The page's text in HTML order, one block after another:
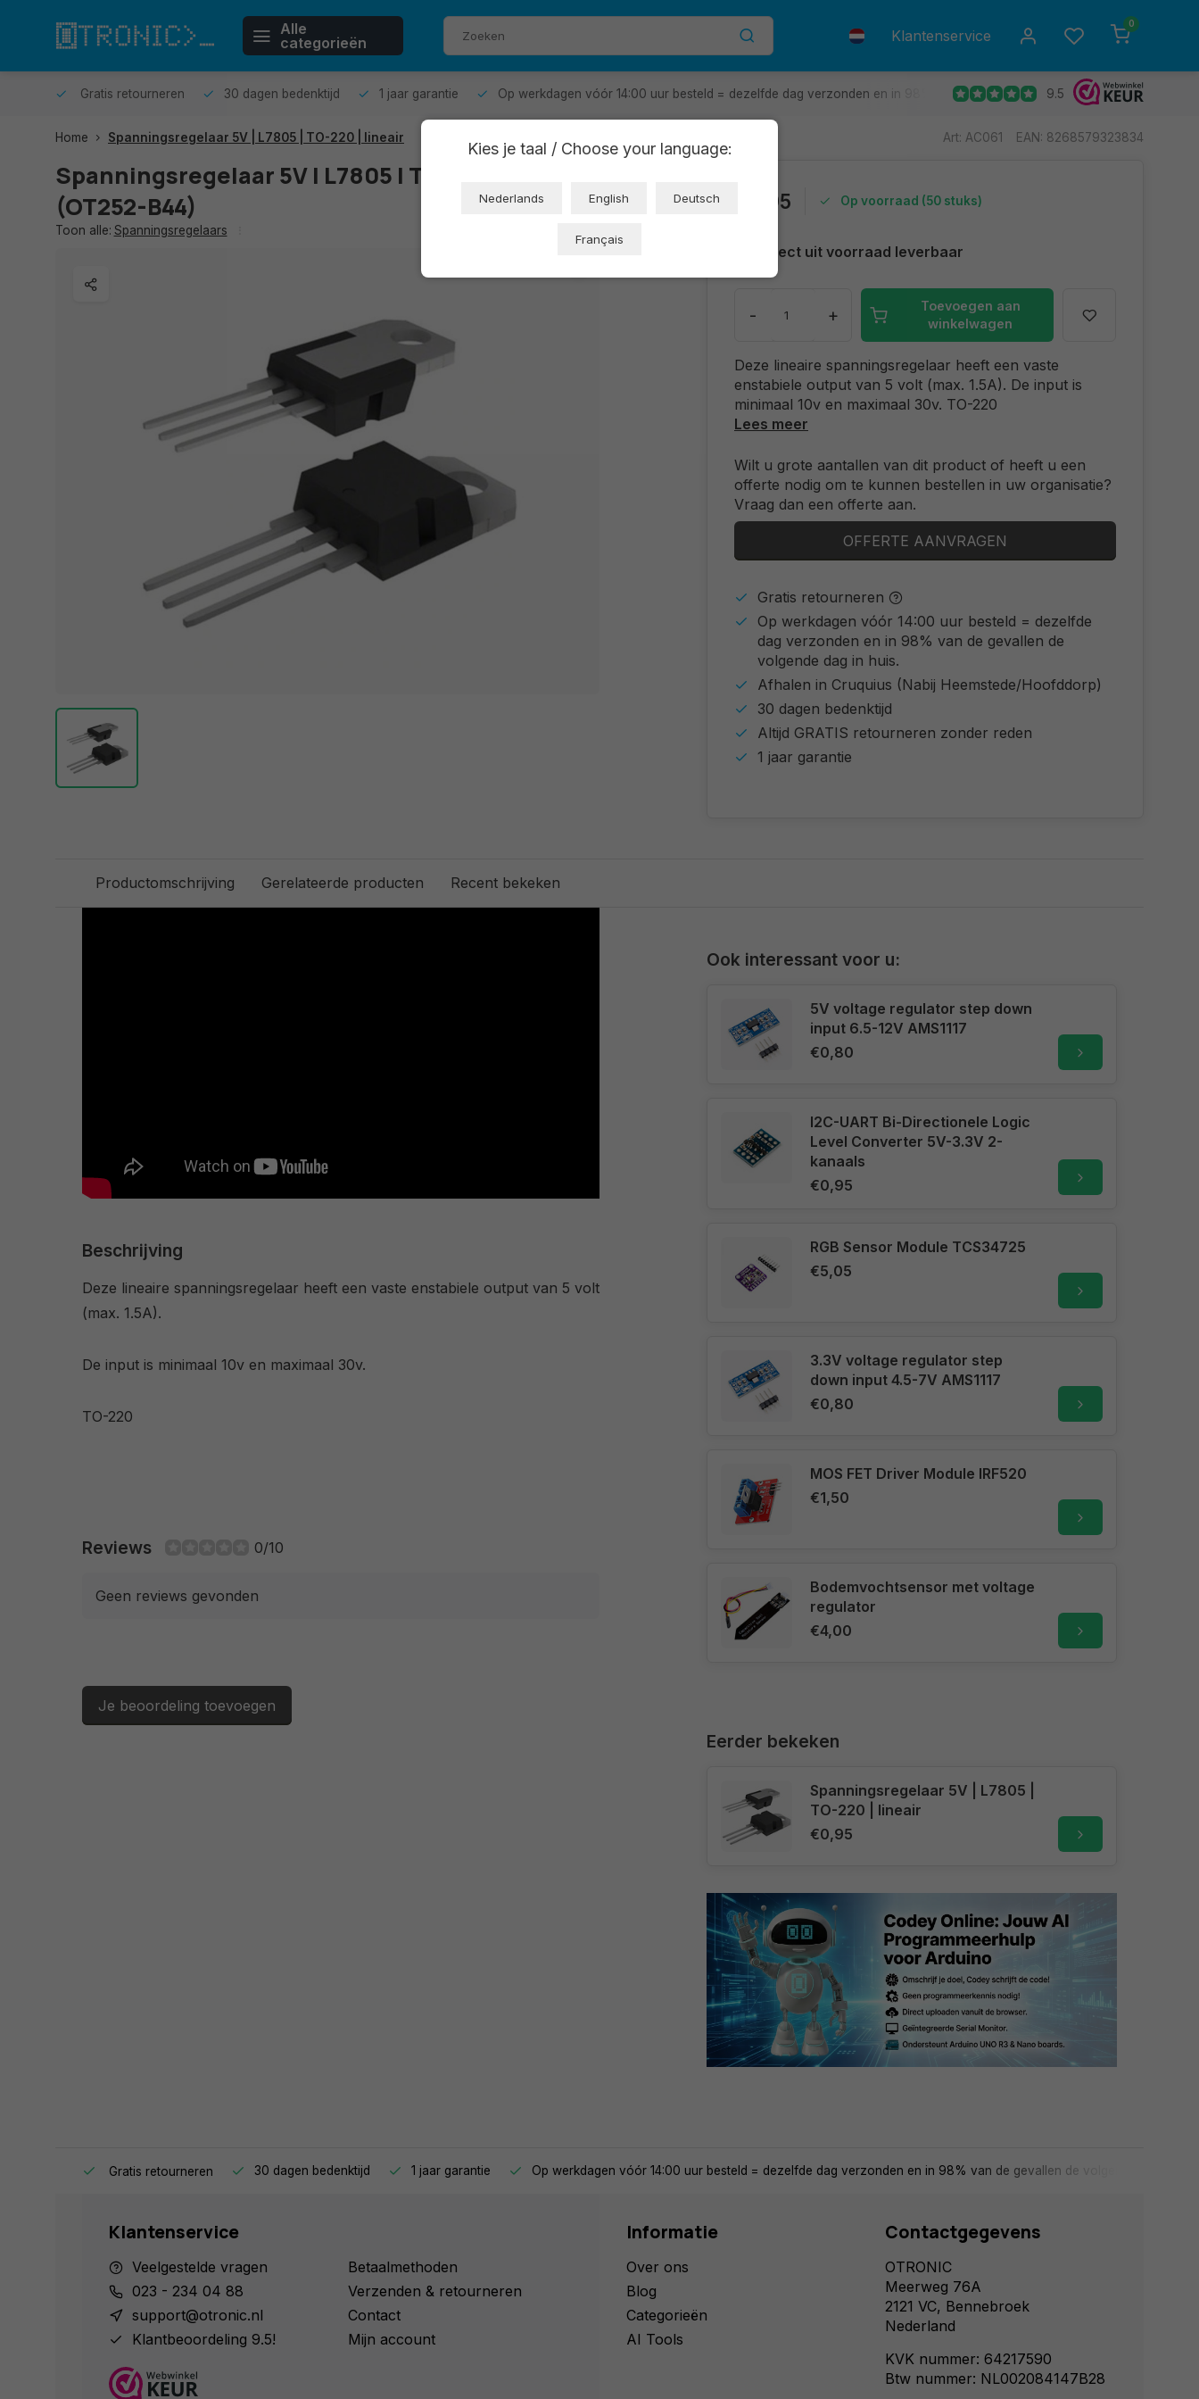
Alle
categorieën
Klantenservice
0
Gratis retourneren 30 dagen bedenktijd 1 jaar garantie Op werkdagen vóór 14:00 uur besteld = dezelfde dag verzonden en in 98% van de gevallen de volgende dag in huis.
9.5
Home Spanningsregelaar 5V | L7805 | TO-220 | lineair Art: AC061 EAN: 8268579323834
Spanningsregelaar 5V | L7805 | TO-220 | lineair
(OT252-B44)
Toon alle: Spanningsregelaars
€0,95 Op voorraad (50 stuks)
Direct uit voorraad leverbaar
- +
Toevoegen aan
winkelwagen
Deze lineaire spanningsregelaar heeft een vaste
enstabiele output van 5 volt (max. 1.5A). De input is
minimaal 10v en maximaal 30v. TO-220
Lees meer
Wilt u grote aantallen van dit product of heeft u een
offerte nodig om te kunnen bestellen in uw organisatie?
Vraag dan een offerte aan.
OFFERTE AANVRAGEN
Gratis retourneren
Op werkdagen vóór 14:00 uur besteld = dezelfde
dag verzonden en in 98% van de gevallen de
volgende dag in huis.
Afhalen in Cruquius (Nabij Heemstede/Hoofddorp)
30 dagen bedenktijd
Altijd GRATIS retourneren zonder reden
1 jaar garantie
Productomschrijving Gerelateerde producten Recent bekeken
Beschrijving
Deze lineaire spanningsregelaar heeft een vaste enstabiele output van 5 volt
(max. 1.5A).
De input is minimaal 10v en maximaal 30v.
TO-220
Reviews 0/10
Geen reviews gevonden
Je beoordeling toevoegen
Ook interessant voor u:
5V voltage regulator step down
input 6.5-12V AMS1117
€0,80
I2C-UART Bi-Directionele Logic
Level Converter 5V-3.3V 2-
kanaals
€0,95
RGB Sensor Module TCS34725
€5,05
3.3V voltage regulator step
down input 4.5-7V AMS1117
€0,80
MOS FET Driver Module IRF520
€1,50
Bodemvochtsensor met voltage
regulator
€4,00
Eerder bekeken
Spanningsregelaar 5V | L7805 |
TO-220 | lineair
€0,95
Kies je taal / Choose your language:
Nederlands English Deutsch
Français
Gratis retourneren 30 dagen bedenktijd 1 jaar garantie Op werkdagen vóór 14:00 uur besteld = dezelfde dag verzonden en in 98% van de gevallen de volgende dag in
Klantenservice
Veelgestelde vragen
023 - 234 04 88
support@otronic.nl
Klantbeoordeling 9.5!
Betaalmethoden
Verzenden & retourneren
Contact
Mijn account
Informatie
Over ons
Blog
Categorieën
AI Tools
Contactgegevens
OTRONIC
Meerweg 76A
2121 VC, Bennebroek
Nederland
KVK nummer: 64217590
Btw nummer: NL002084147B28